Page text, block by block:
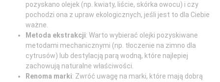
pozyskano olejek (np. kwiaty, liście, skórka owocu) i czy
pochodzi ona z upraw ekologicznych, jeśli jest to dla Ciebie
ważne.
Metoda ekstrakcji: Warto wybierać olejki pozyskiwane
metodami mechanicznymi (np. tłoczenie na zimno dla
cytrusów) lub destylacją parą wodną, które najlepiej
zachowują naturalne właściwości.
Renoma marki: Zwróć uwagę na marki, które mają dobrą